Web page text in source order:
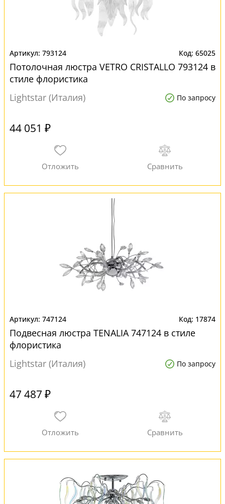
793124 65025
Потолочная люстра VETRO CRISTALLO 793124 в
стиле флористика
Lightstar (Италия)
По запросу
44 051 ₽
747124 17874
Подвесная люстра TENALIA 747124 в стиле
флористика
Lightstar (Италия)
По запросу
47 487 ₽